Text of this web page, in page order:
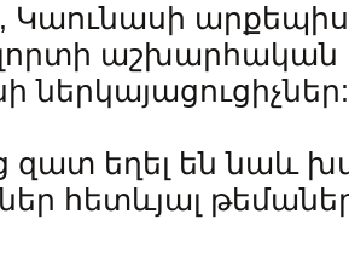
Կաունասի
ներկայացուցիչներ:
զատ եղել են նաև
հետևյալ